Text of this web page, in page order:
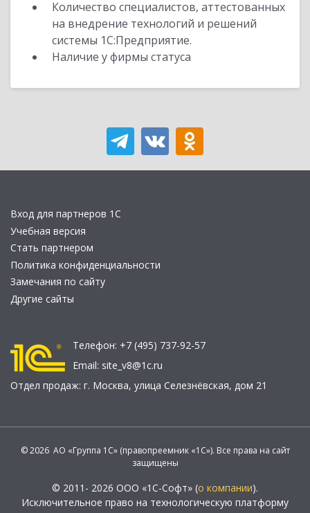
Количество специалистов, аттестованных
на внедрение технологий и решений
системы 1С:Предприятие.
Наличие у фирмы статуса
Вход для партнеров 1С
Учебная версия
Стать партнером
Политика конфиденциальности
Замечания по сайту
Другие сайты
Телефон: +7 (495) 737-92-57
Email: site_v8@1c.ru
Отдел продаж: г. Москва, улица Селезнёвская, дом 21
© 2026 АО «Группа 1С» (правопреемник «1С»). Все права на сайт
защищены
© 2011- 2026 ООО «1С-Софт» (о компании).
Исключительное право на технологическую платформу